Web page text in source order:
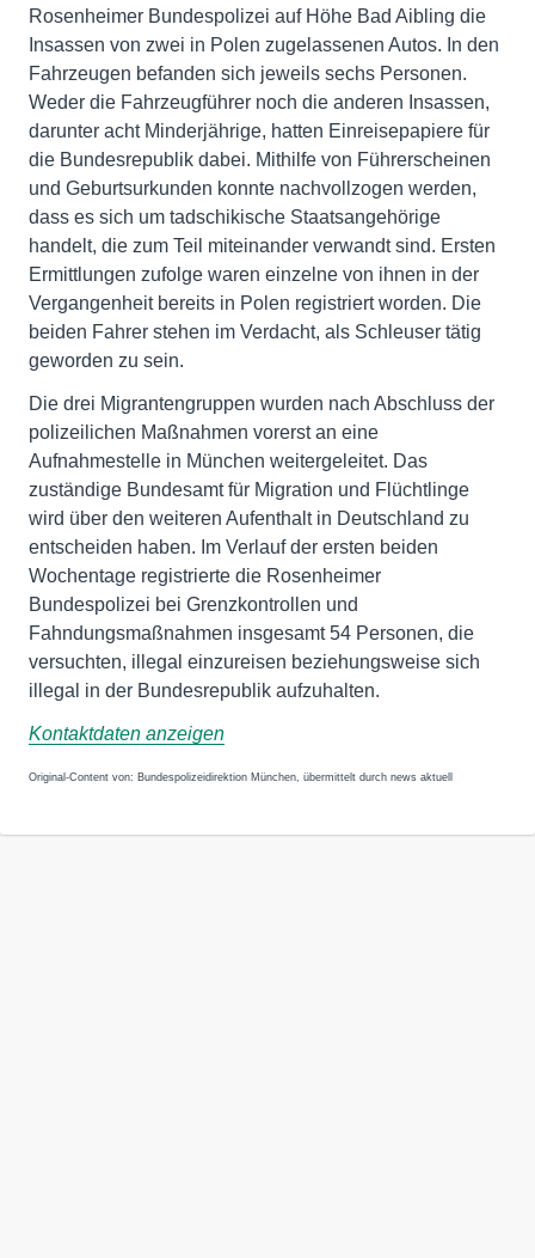
Rosenheimer Bundespolizei auf Höhe Bad Aibling die
Insassen von zwei in Polen zugelassenen Autos. In den
Fahrzeugen befanden sich jeweils sechs Personen.
Weder die Fahrzeugführer noch die anderen Insassen,
darunter acht Minderjährige, hatten Einreisepapiere für
die Bundesrepublik dabei. Mithilfe von Führerscheinen
und Geburtsurkunden konnte nachvollzogen werden,
dass es sich um tadschikische Staatsangehörige
handelt, die zum Teil miteinander verwandt sind. Ersten
Ermittlungen zufolge waren einzelne von ihnen in der
Vergangenheit bereits in Polen registriert worden. Die
beiden Fahrer stehen im Verdacht, als Schleuser tätig
geworden zu sein.
Die drei Migrantengruppen wurden nach Abschluss der
polizeilichen Maßnahmen vorerst an eine
Aufnahmestelle in München weitergeleitet. Das
zuständige Bundesamt für Migration und Flüchtlinge
wird über den weiteren Aufenthalt in Deutschland zu
entscheiden haben. Im Verlauf der ersten beiden
Wochentage registrierte die Rosenheimer
Bundespolizei bei Grenzkontrollen und
Fahndungsmaßnahmen insgesamt 54 Personen, die
versuchten, illegal einzureisen beziehungsweise sich
illegal in der Bundesrepublik aufzuhalten.
Kontaktdaten anzeigen
Original-Content von: Bundespolizeidirektion München, übermittelt durch news aktuell